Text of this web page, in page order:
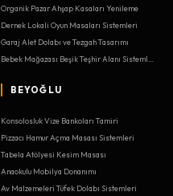
Organik Pazar Ahşap Kasaları Yenileme
Dernek Lokali Oyun Masaları Sistemleri
Garaj Alet Dolabı ve Tezgah Tasarımı
BEYOĞLU
Konsolosluk Vize Bankoları Tamiri
Pizzacı Hamur Açma Masası Sistemleri
Tabela Atölyesi Kesim Masası
Anaokulu Mobilya Donanımı
Av Malzemeleri Tüfek Dolabı Sistemleri